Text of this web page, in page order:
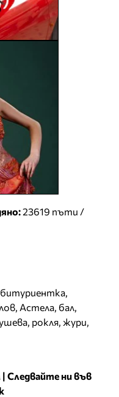
23619 пъти /
Астела бал
рокля жури
| Следвайте ни във